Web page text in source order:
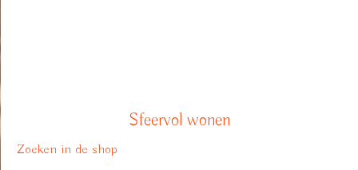
Sfeervol wonen
Zoeken in de shop